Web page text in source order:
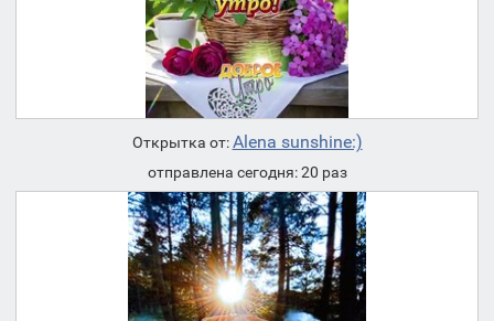
Открытка от:Alena sunshine:)
отправлена сегодня: 20 раз